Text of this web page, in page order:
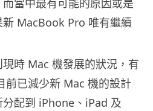
當中最有可能的原因或是
MacBook Pro 唯有繼續
時 Mac 機發展的狀況，有
前已減少新 Mac 機的設計
配到 iPhone、iPad 及